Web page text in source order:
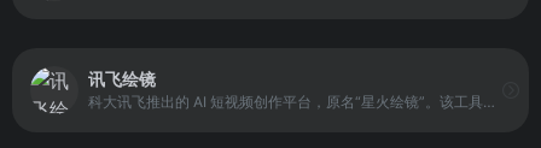
讯飞绘镜
科大讯飞推出的 AI 短视频创作平台，原名“星火绘镜”。该工具主要用于将用户输入的文本描述自动转换为短视频内容。系统会先生成视频脚本和分镜结构，再根据这些信息生成视频画面，最终形成完整的视频作品。